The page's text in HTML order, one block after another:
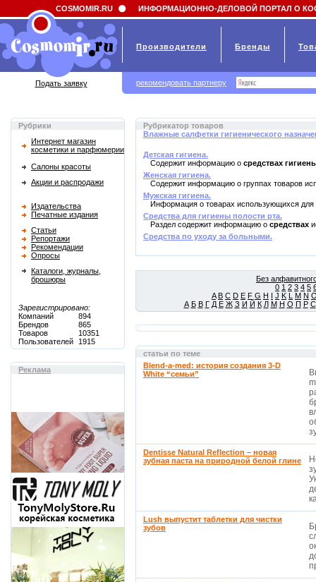
Field 'news_title' doesn't have a default value
Рубрики
Интернет магазин
косметики и парфюмерии
Салоны красоты
Акции и распродажи
Издательства
Печатные издания
Статьи
Репортажи
Рекомендации
Опросы
Каталоги, журналы,
брошюры
Зарегистрировано:
Компаний
894
Брендов
865
Товаров
10351
Пользователей
1915
Реклама
Рубрикатор товаров
Влажные салфетки гигиенического
Детская гигиена.
Содержит информацию о средствах
Женская гигиена.
Содержит информацию о группах товаров
Мужская гигиена.
Информация о товарах использующихся для
Средства для гигиены полости рта.
Раздел содержит информацию о средствах
Средства по уходу за больными.
Без
0 1 2 3 4 5
A B C D E F G H I J K L M N
А Б В Г Д Е Ж З И Й К Л М Н О П Р С
статьи по теме
Blend-a-med: история создания 3-D
White “семьи”
Dentisse Natural Reflection – новая
зубная паста на природной белой глине
Lush выпустит таблетки для чистки
зубов
COSMOMIR.RU ИНФОРМАЦИОННО-ДЕЛОВОЙ ПОРТАЛ О
Производители Бренды
Подать заявку рекомендовать партнеру